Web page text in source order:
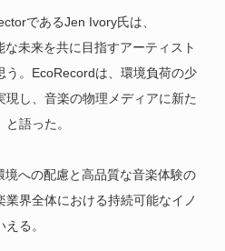
であるJen Ivory氏は、
な未来を共に目指すアーティスト
う。EcoRecordは、環境負荷の少
し、音楽の物理メディアに新た
語った。
への配慮と高品質な音楽体験の
界全体における持続可能なイノ
る。